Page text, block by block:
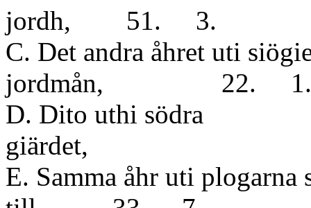
jordh, 51. 3.
C. Det andra åhret uti
jordmån, 22. 1.
D. Dito uthi södra
E. Samma åhr uti